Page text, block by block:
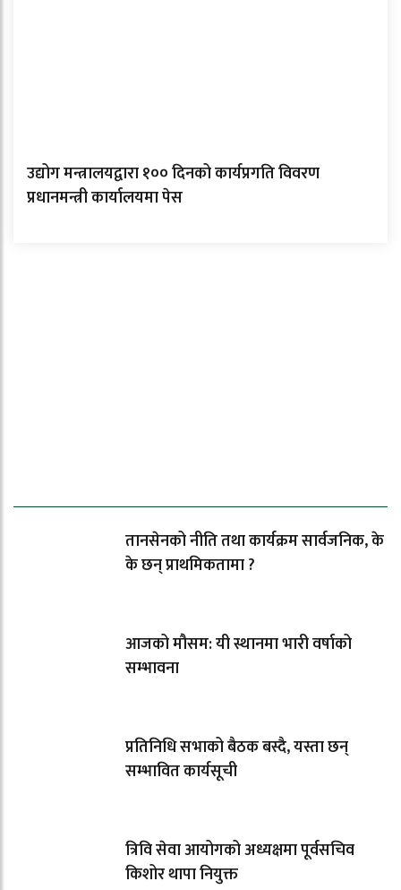
उद्योग मन्त्रालयद्वारा १०० दिनको कार्यप्रगति विवरण
प्रधानमन्त्री कार्यालयमा पेस
तानसेनको नीति तथा कार्यक्रम सार्वजनिक, के
के छन् प्राथमिकतामा ?
आजको मौसम: यी स्थानमा भारी वर्षाको
सम्भावना
प्रतिनिधि सभाको बैठक बस्दै, यस्ता छन्
सम्भावित कार्यसूची
त्रिवि सेवा आयोगको अध्यक्षमा पूर्वसचिव
किशोर थापा नियुक्त